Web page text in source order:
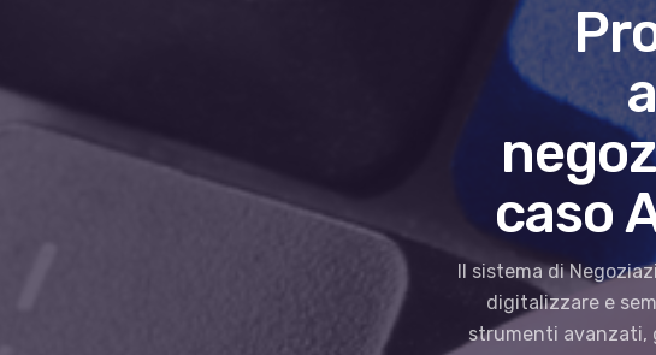
caso
Il sistema di
digitalizzare e
strumenti avanzati,